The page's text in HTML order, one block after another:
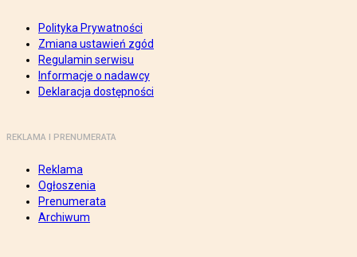
Polityka Prywatności
Zmiana ustawień zgód
Regulamin serwisu
Informacje o nadawcy
Deklaracja dostępności
REKLAMA I PRENUMERATA
Reklama
Ogłoszenia
Prenumerata
Archiwum